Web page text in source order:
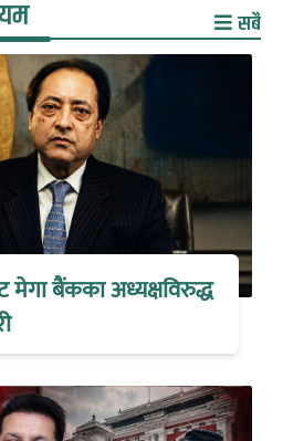
सबै
मेगा बैंकका अध्यक्षविरुद्ध